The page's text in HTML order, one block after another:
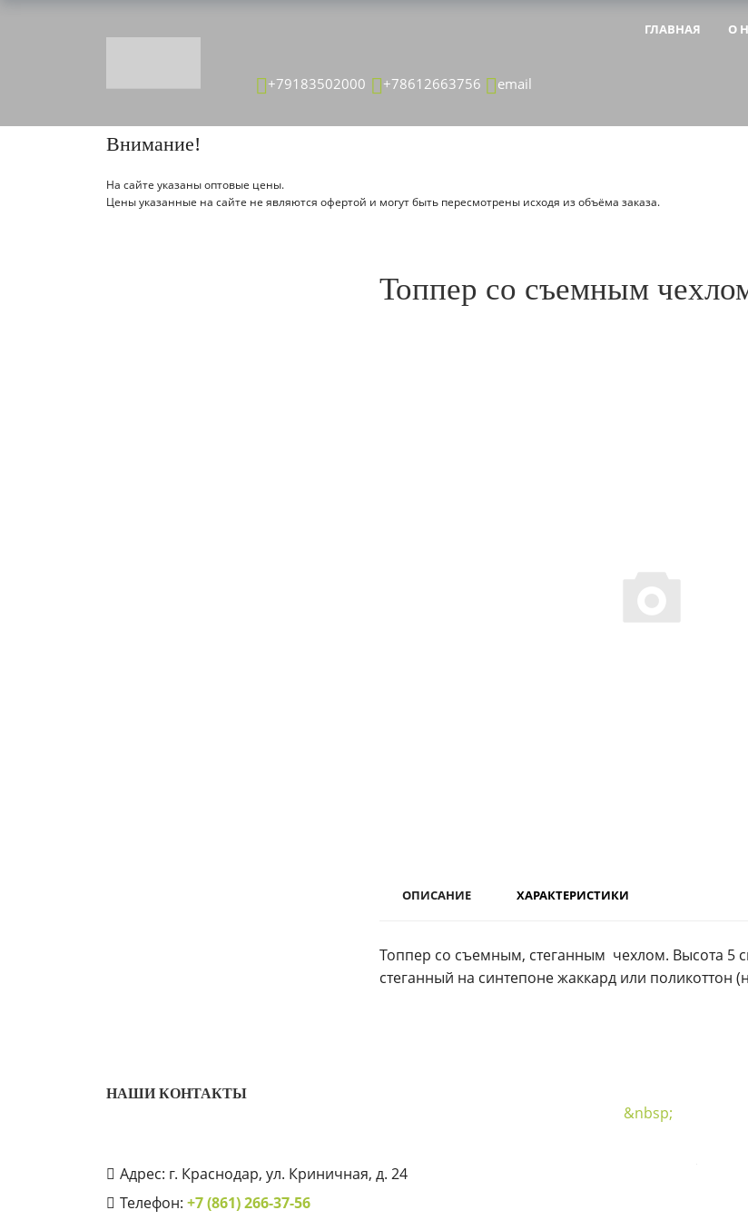
+79183502000 +78612663756 email
ГЛАВНАЯ О
Внимание!
На сайте указаны оптовые цены.
Цены указанные на сайте не являются офертой и могут быть пересмотрены исходя из объёма заказа.
Топпер со съемным
ОПИСАНИЕ ХАРАКТЕРИСТИКИ
Топпер со съемным, стеганным чехлом. Высота 5
стеганный на синтепоне жаккард или поликоттон
НАШИ КОНТАКТЫ
Адрес: г. Краснодар, ул. Криничная, д. 24
Телефон: +7 (861) 266-37-56
&nbsp;